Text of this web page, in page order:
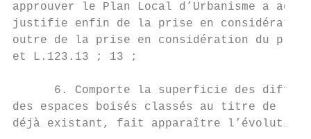
approuver le Plan Local d’Urbanisme a
justifie enfin de la prise en
outre de la prise en considération du
et L.123.13 ; 13 ;
6. Comporte la superficie des
des espaces boisés classés au titre de
déjà existant, fait apparaître l’évolution